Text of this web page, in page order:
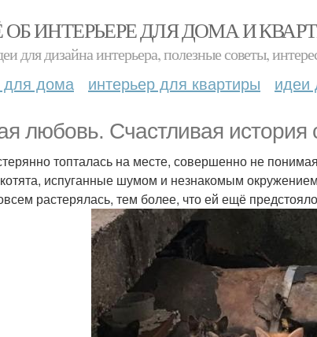
ОБ ИНТЕРЬЕРЕ ДЛЯ ДОМА И
для дизайна интерьера, полезные советы,
для дома интерьер для квартиры идеи
любовь. Счастливая история
топталась на месте, совершенно не
испуганные шумом и незнакомым
растерялась, тем более, что ей ещё